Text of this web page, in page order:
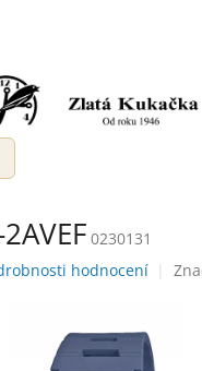
0230131
hodnocení